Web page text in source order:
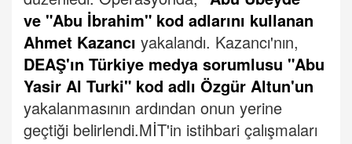
ve "Abu İbrahim" kod adlarını kullanan
Ahmet Kazancı yakalandı. Kazancı'nın,
DEAŞ'ın Türkiye medya sorumlusu "Abu
Yasir Al Turki" kod adlı Özgür Altun'un
yakalanmasının ardından onun yerine
geçtiği belirlendi.MİT'in istihbari çalışmaları